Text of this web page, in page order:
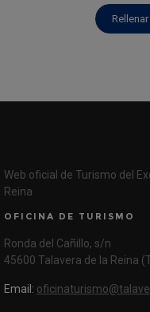
Web oficial de Turismo del
Reina
OFICINA DE TURISMO
Ronda del Cañillo, s/n
45600 Talavera de la Reina
Email: